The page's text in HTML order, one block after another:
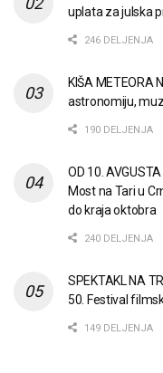
uplata za julska
246 DELJENJA
KIŠA METEORA
astronomiju,
190 DELJENJA
OD 10.
Most na Tari u
do kraja oktobra
240 DELJENJA
SPEKTAKL NA
50. Festival
149 DELJENJA